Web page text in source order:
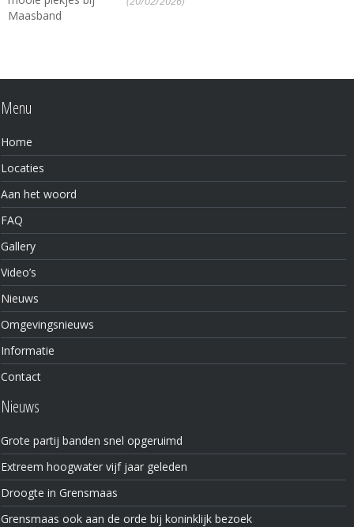
Menu
Home
Locaties
Aan het woord
FAQ
Gallery
Video’s
Nieuws
Omgevingsnieuws
Informatie
Contact
Nieuws
Grote partij banden snel opgeruimd
Extreem hoogwater vijf jaar geleden
Droogte in Grensmaas
Grensmaas ook aan de orde bij koninklijk bezoek